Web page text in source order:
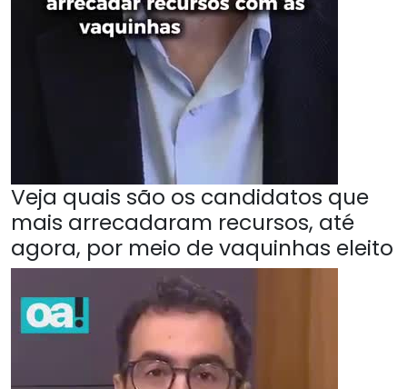
Veja quais são os candidatos que
mais arrecadaram recursos, até
agora, por meio de vaquinhas eleito